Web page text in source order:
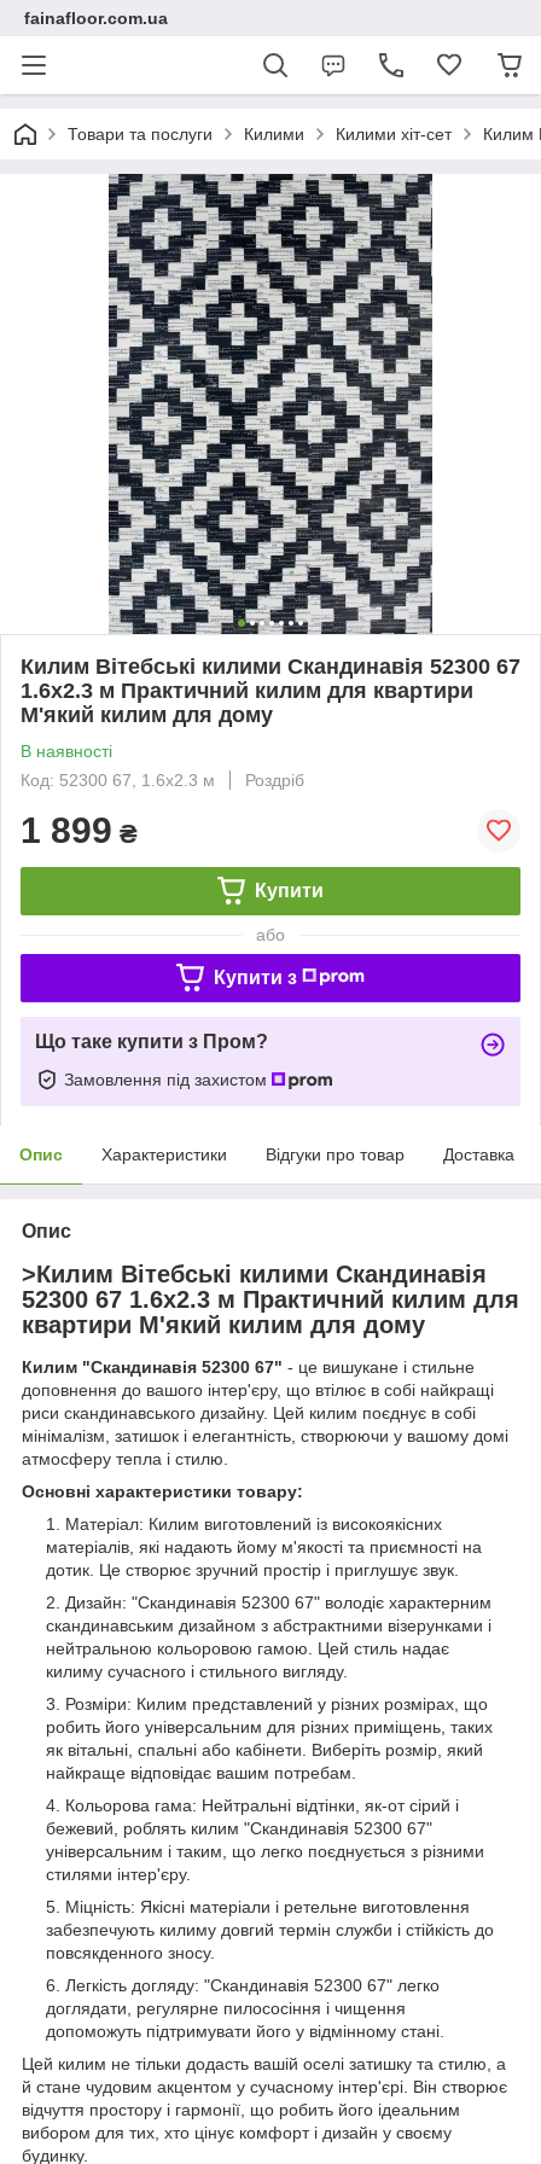
fainafloor.com.ua
Товари та послуги Килими Килими хіт-сет Килим
Килим Вітебські килими Скандинавія 52300 67
1.6х2.3 м Практичний килим для квартири
М'який килим для дому
В наявності
Код: 52300 67, 1.6х2.3 м
Роздріб
1 899 ₴
Купити
або
Купити з
Що таке купити з Пром?
Замовлення під захистом
Опис Характеристики Відгуки про товар Доставка
Опис
>Килим Вітебські килими Скандинавія
52300 67 1.6х2.3 м Практичний килим для
квартири М'який килим для дому
Килим "Скандинавія 52300 67" - це вишукане і стильне
доповнення до вашого інтер'єру, що втілює в собі найкращі
риси скандинавського дизайну. Цей килим поєднує в собі
мінімалізм, затишок і елегантність, створюючи у вашому домі
атмосферу тепла і стилю.
Основні характеристики товару:
Матеріал: Килим виготовлений із високоякісних
матеріалів, які надають йому м'якості та приємності на
дотик. Це створює зручний простір і приглушує звук.
Дизайн: "Скандинавія 52300 67" володіє характерним
скандинавським дизайном з абстрактними візерунками і
нейтральною кольоровою гамою. Цей стиль надає
килиму сучасного і стильного вигляду.
Розміри: Килим представлений у різних розмірах, що
робить його універсальним для різних приміщень, таких
як вітальні, спальні або кабінети. Виберіть розмір, який
найкраще відповідає вашим потребам.
Кольорова гама: Нейтральні відтінки, як-от сірий і
бежевий, роблять килим "Скандинавія 52300 67"
універсальним і таким, що легко поєднується з різними
стилями інтер'єру.
Міцність: Якісні матеріали і ретельне виготовлення
забезпечують килиму довгий термін служби і стійкість до
повсякденного зносу.
Легкість догляду: "Скандинавія 52300 67" легко
доглядати, регулярне пилососіння і чищення
допоможуть підтримувати його у відмінному стані.
Цей килим не тільки додасть вашій оселі затишку та стилю, а
й стане чудовим акцентом у сучасному інтер'єрі. Він створює
відчуття простору і гармонії, що робить його ідеальним
вибором для тих, хто цінує комфорт і дизайн у своєму
будинку.